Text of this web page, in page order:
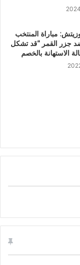
مباراة المنتخب
جزر القمر “قد تشكل
الاستهانة بالخصم